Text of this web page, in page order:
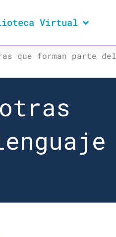
Virtual
que forman parte del